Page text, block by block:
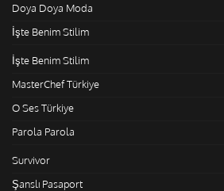
Doya Doya Moda
İşte Benim Stilim
İşte Benim Stilim
MasterChef Türkiye
O Ses Türkiye
Parola Parola
Survivor
Şanslı Pasaport